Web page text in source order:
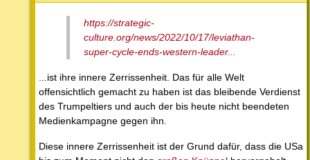
https://strategic-
culture.org/news/2022/10/17/leviathan-
super-cycle-ends-western-leader...
...ist ihre innere Zerrissenheit. Das für alle Welt
offensichtlich gemacht zu haben ist das bleibende Verdienst
des Trumpeltiers und auch der bis heute nicht beendeten
Medienkampagne gegen ihn.
Diese innere Zerrissenheit ist der Grund dafür, dass die USa